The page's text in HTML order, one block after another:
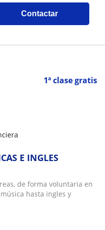
Contactar
1ª clase gratis
E INGLES
de forma voluntaria en
hasta ingles y